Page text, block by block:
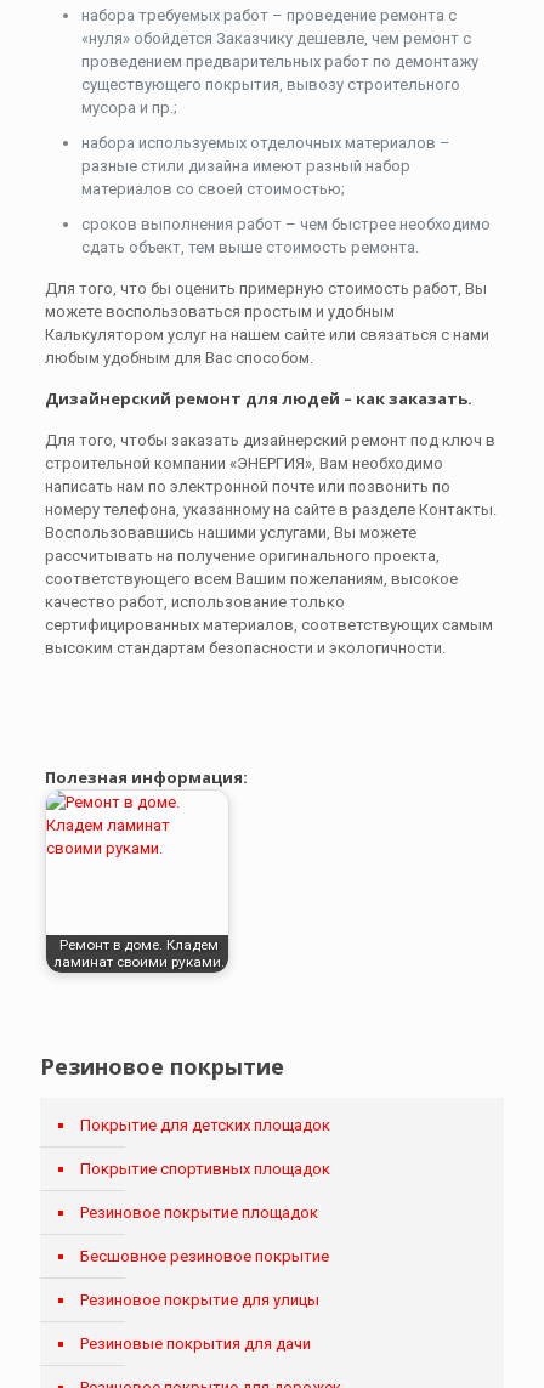
набора требуемых работ – проведение ремонта с
«нуля» обойдется Заказчику дешевле, чем ремонт с
проведением предварительных работ по демонтажу
существующего покрытия, вывозу строительного
мусора и пр.;
набора используемых отделочных материалов –
разные стили дизайна имеют разный набор
материалов со своей стоимостью;
сроков выполнения работ – чем быстрее необходимо
сдать объект, тем выше стоимость ремонта.
Для того, что бы оценить примерную стоимость работ, Вы
можете воспользоваться простым и удобным
Калькулятором услуг на нашем сайте или связаться с нами
любым удобным для Вас способом.
Дизайнерский ремонт для людей – как заказать.
Для того, чтобы заказать дизайнерский ремонт под ключ в
строительной компании «ЭНЕРГИЯ», Вам необходимо
написать нам по электронной почте или позвонить по
номеру телефона, указанному на сайте в разделе Контакты.
Воспользовавшись нашими услугами, Вы можете
рассчитывать на получение оригинального проекта,
соответствующего всем Вашим пожеланиям, высокое
качество работ, использование только
сертифицированных материалов, соответствующих самым
высоким стандартам безопасности и экологичности.
Полезная информация:
Ремонт в доме. Кладем
ламинат своими руками.
Резиновое покрытие
Покрытие для детских площадок
Покрытие спортивных площадок
Резиновое покрытие площадок
Бесшовное резиновое покрытие
Резиновое покрытие для улицы
Резиновые покрытия для дачи